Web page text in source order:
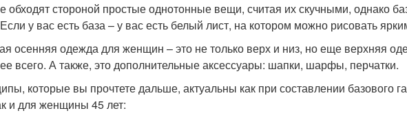
обходят стороной простые однотонные вещи, считая их скучными, однако
Если у вас есть база – у вас есть белый лист, на котором можно рисовать
осенняя одежда для женщин – это не только верх и низ, но еще верхняя
всего. А также, это дополнительные аксессуары: шапки, шарфы, перчатки.
которые вы прочтете дальше, актуальны как при составлении базового
и для женщины 45 лет: